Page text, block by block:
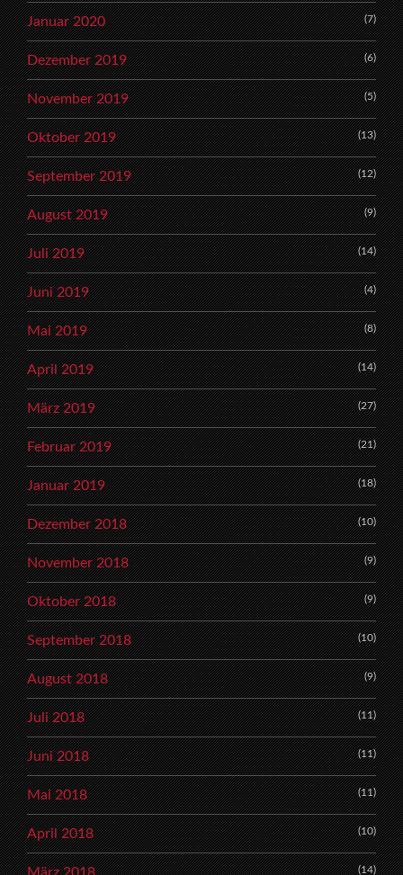
Januar 2020 (7)
Dezember 2019 (6)
November 2019 (5)
Oktober 2019 (13)
September 2019 (12)
August 2019 (9)
Juli 2019 (14)
Juni 2019 (4)
Mai 2019 (8)
April 2019 (14)
März 2019 (27)
Februar 2019 (21)
Januar 2019 (18)
Dezember 2018 (10)
November 2018 (9)
Oktober 2018 (9)
September 2018 (10)
August 2018 (9)
Juli 2018 (11)
Juni 2018 (11)
Mai 2018 (11)
April 2018 (10)
März 2018 (14)